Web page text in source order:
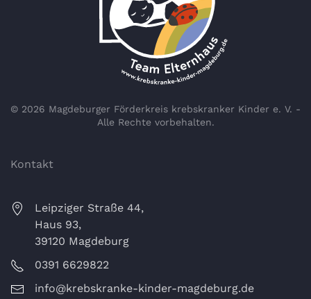
© 2026 Magdeburger Förderkreis krebskranker Kinder e. V. -
Alle Rechte vorbehalten.
Kontakt
Leipziger Straße 44,
Haus 93,
39120 Magdeburg
0391 6629822
info@krebskranke-kinder-magdeburg.de